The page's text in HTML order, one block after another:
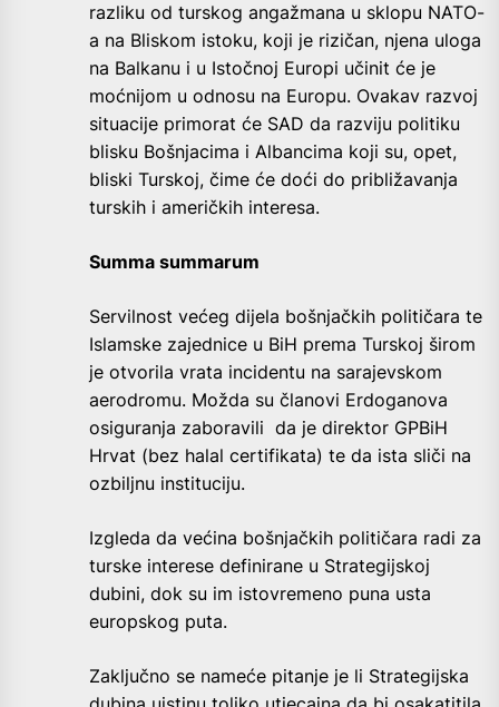
razliku od turskog angažmana u sklopu NATO-
a na Bliskom istoku, koji je rizičan, njena uloga
na Balkanu i u Istočnoj Europi učinit će je
moćnijom u odnosu na Europu. Ovakav razvoj
situacije primorat će SAD da razviju politiku
blisku Bošnjacima i Albancima koji su, opet,
bliski Turskoj, čime će doći do približavanja
turskih i američkih interesa.
Summa summarum
Servilnost većeg dijela bošnjačkih političara te
Islamske zajednice u BiH prema Turskoj širom
je otvorila vrata incidentu na sarajevskom
aerodromu. Možda su članovi Erdoganova
osiguranja zaboravili da je direktor GPBiH
Hrvat (bez halal certifikata) te da ista sliči na
ozbiljnu instituciju.
Izgleda da većina bošnjačkih političara radi za
turske interese definirane u Strategijskoj
dubini, dok su im istovremeno puna usta
europskog puta.
Zaključno se nameće pitanje je li Strategijska